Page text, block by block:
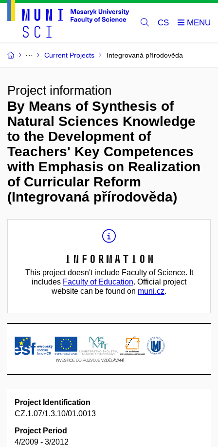
CS
Current Projects Integrovaná přírodověda
Project information
By Means of Synthesis of
Natural Sciences Knowledge
to the Development of
Teachers' Key Competences
with Emphasis on Realization
of Curricular Reform
(Integrovaná přírodověda)
Information
This project doesn't include Faculty of Science. It
includes Faculty of Education. Official project
website can be found on muni.cz.
Project Identification
CZ.1.07/1.3.10/01.0013
Project Period
4/2009 - 3/2012